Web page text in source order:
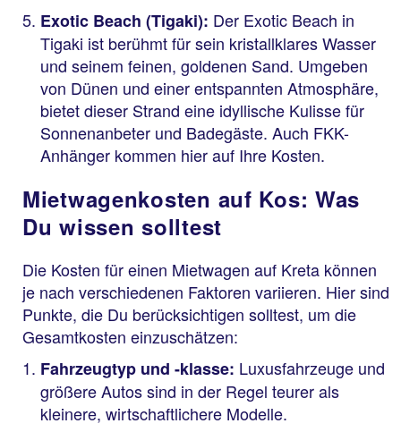
Exotic Beach (Tigaki): Der Exotic Beach in
Tigaki ist berühmt für sein kristallklares Wasser
und seinem feinen, goldenen Sand. Umgeben
von Dünen und einer entspannten Atmosphäre,
bietet dieser Strand eine idyllische Kulisse für
Sonnenanbeter und Badegäste. Auch FKK-
Anhänger kommen hier auf Ihre Kosten.
​​​​​​​Mietwagenkosten auf Kos: Was
Du wissen solltest
Die Kosten für einen Mietwagen auf Kreta können
je nach verschiedenen Faktoren variieren. Hier sind
Punkte, die Du berücksichtigen solltest, um die
Gesamtkosten einzuschätzen:
Fahrzeugtyp und -klasse: Luxusfahrzeuge und
größere Autos sind in der Regel teurer als
kleinere, wirtschaftlichere Modelle.